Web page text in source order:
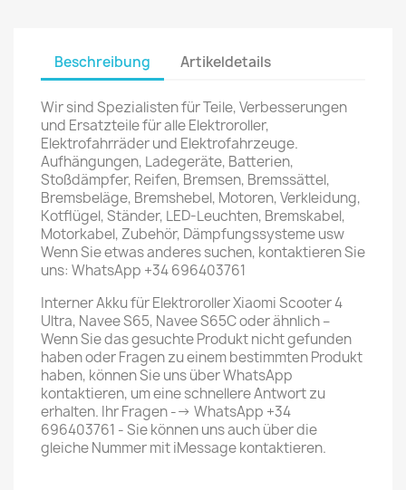
Beschreibung Artikeldetails
Wir sind Spezialisten für Teile, Verbesserungen
und Ersatzteile für alle Elektroroller,
Elektrofahrräder und Elektrofahrzeuge.
Aufhängungen, Ladegeräte, Batterien,
Stoßdämpfer, Reifen, Bremsen, Bremssättel,
Bremsbeläge, Bremshebel, Motoren, Verkleidung,
Kotflügel, Ständer, LED-Leuchten, Bremskabel,
Motorkabel, Zubehör, Dämpfungssysteme usw
Wenn Sie etwas anderes suchen, kontaktieren Sie
uns: WhatsApp +34 696403761
Interner Akku für Elektroroller Xiaomi Scooter 4
Ultra, Navee S65, Navee S65C oder ähnlich –
Wenn Sie das gesuchte Produkt nicht gefunden
haben oder Fragen zu einem bestimmten Produkt
haben, können Sie uns über WhatsApp
kontaktieren, um eine schnellere Antwort zu
erhalten. Ihr Fragen --> WhatsApp +34
696403761 - Sie können uns auch über die
gleiche Nummer mit iMessage kontaktieren.